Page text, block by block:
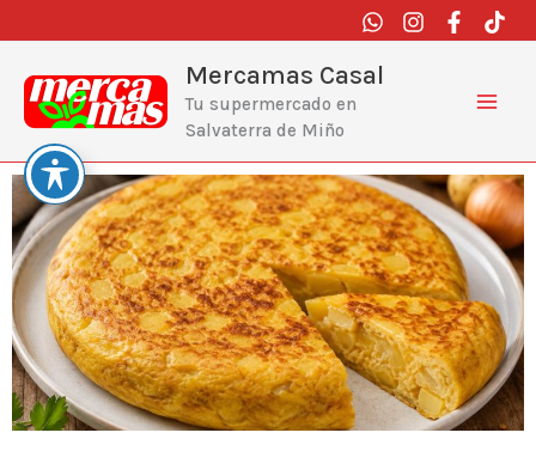
al
contenido
Mercamas Casal
Tu supermercado en
Salvaterra de Miño